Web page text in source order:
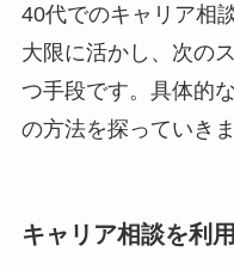
40代でのキャリア相
大限に活かし、次の
つ手段です。具体的
の方法を探っていきま
キャリア相談を利